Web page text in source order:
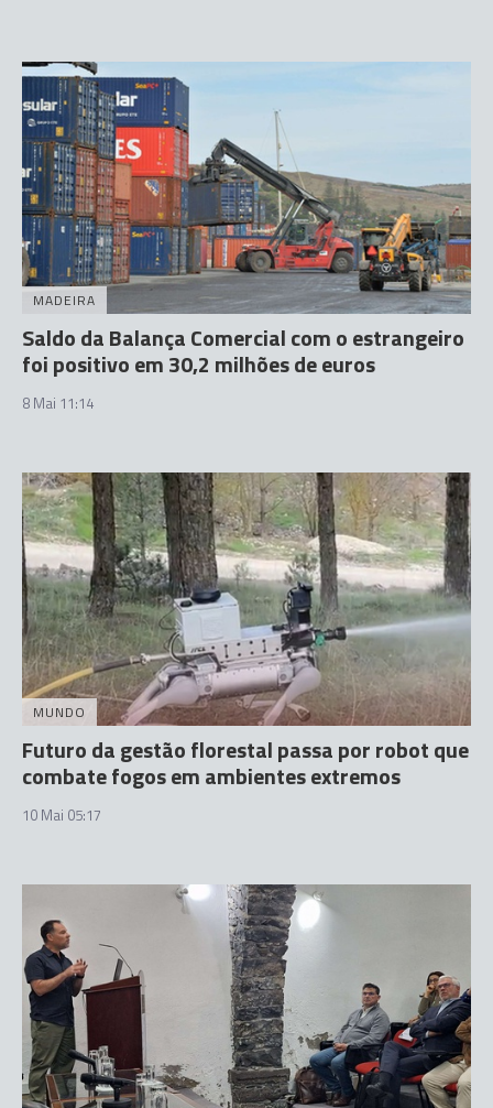
MADEIRA
Saldo da Balança Comercial com o estrangeiro
foi positivo em 30,2 milhões de euros
8 Mai 11:14
MUNDO
Futuro da gestão florestal passa por robot que
combate fogos em ambientes extremos
10 Mai 05:17